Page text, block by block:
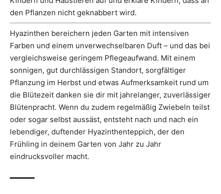
den Pflanzen nicht geknabbert wird.
Hyazinthen bereichern jeden Garten mit intensiven
Farben und einem unverwechselbaren Duft – und das bei
vergleichsweise geringem Pflegeaufwand. Mit einem
sonnigen, gut durchlässigen Standort, sorgfältiger
Pflanzung im Herbst und etwas Aufmerksamkeit rund um
die Blütezeit danken sie dir mit jahrelanger, zuverlässiger
Blütenpracht. Wenn du zudem regelmäßig Zwiebeln teilst
oder sogar selbst aussäst, entsteht nach und nach ein
lebendiger, duftender Hyazinthenteppich, der den
Frühling in deinem Garten von Jahr zu Jahr
eindrucksvoller macht.